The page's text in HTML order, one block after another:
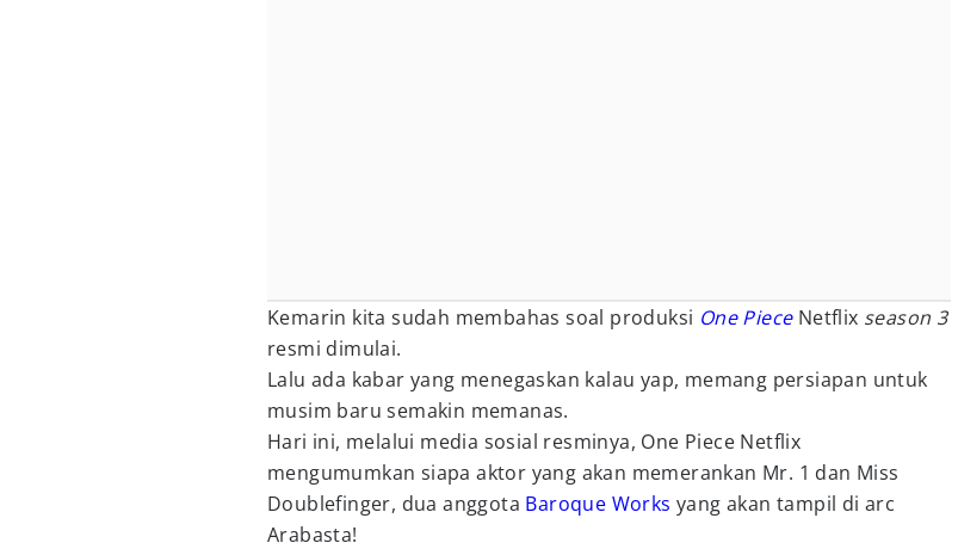
Kemarin kita sudah membahas soal produksi One Piece Netflix season 3
resmi dimulai.
Lalu ada kabar yang menegaskan kalau yap, memang persiapan untuk
musim baru semakin memanas.
Hari ini, melalui media sosial resminya, One Piece Netflix
mengumumkan siapa aktor yang akan memerankan Mr. 1 dan Miss
Doublefinger, dua anggota Baroque Works yang akan tampil di arc
Arabasta!